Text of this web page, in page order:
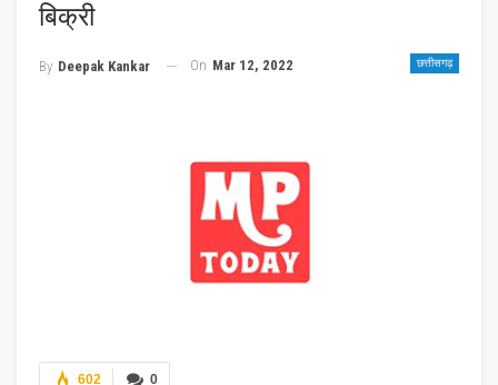
बिक्री
छत्तीसगढ़
By Deepak Kankar On Mar 12, 2022
0
602